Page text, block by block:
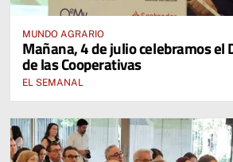
MUNDO AGRARIO
Mañana, 4 de julio celebramos el
de las Cooperativas
EL SEMANAL